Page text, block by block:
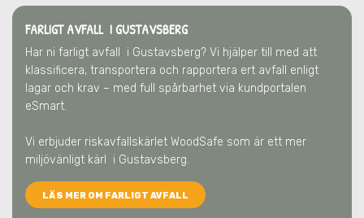
FARLIGT AVFALL I GUSTAVSBERG
Har ni farligt avfall i Gustavsberg? Vi hjälper till med att
klassificera, transportera och rapportera ert avfall enligt
lagar och krav – med full spårbarhet via kundportalen
eSmart.
Vi erbjuder riskavfallskärlet WoodSafe som är ett mer
miljövänligt kärl
i Gustavsberg.
LÄS MER OM FARLIGT AVFALL